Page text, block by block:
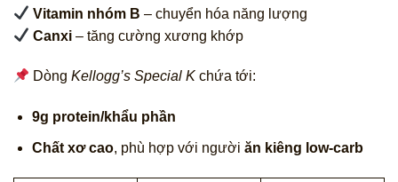
Vitamin nhóm B – chuyển hóa năng lượng
Canxi – tăng cường xương khớp
DòngKellogg’s Special K chứa tới:
9g protein/khẩu phần
Chất xơ cao, phù hợp với người ăn kiêng low-carb